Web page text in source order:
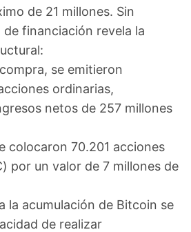
de 21 millones. Sin
financiación revela la
se emitieron
ordinarias,
netos de 257 millones
colocaron 70.201 acciones
por un valor de 7 millones de
la acumulación de Bitcoin se
de realizar